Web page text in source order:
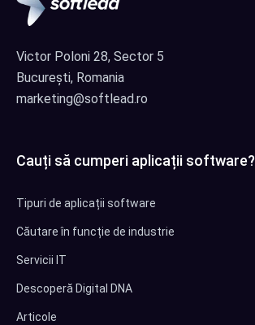
Victor Poloni 28, Sector 5
București, Romania
marketing@softlead.ro
Cauți să cumperi aplicații software?
Tipuri de aplicații software
Căutare în funcție de industrie
Servicii IT
Descoperă Digital DNA
Articole